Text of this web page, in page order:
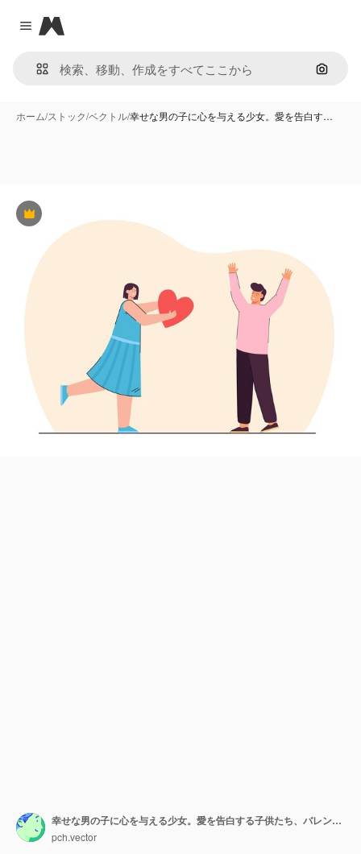
Close menu
Magnific
画像で
ホーム/ストック/ベクトル/幸せな男の子に心を与える少女。愛を告白す…
Premium
幸せな男の子に心を与える少女。愛を告白する子供たち、バレンタインデーフラットベクトルイラスト。初恋や気持ち、バナーの子供の頃のコンセプト、ウェブサイトのデザインやランディングウェブページ
pch.vector